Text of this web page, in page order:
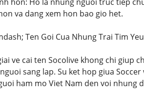
va dang xem hon bao gio het.
Ten Goi Cua Nhung Trai Tim
ve cai ten Socolive khong chi
sang lap. Su ket hop giua
ham mo Viet Nam den voi nhung